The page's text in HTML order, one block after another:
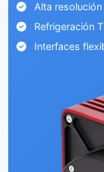
Alta
Refrigeración
Interfaces